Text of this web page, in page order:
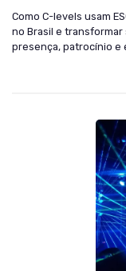
Como C-levels usam
no Brasil e
presença, patrocínio e